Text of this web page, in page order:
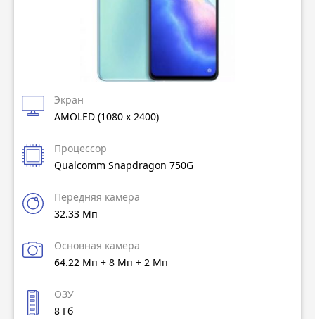
Экран
AMOLED (1080 x 2400)
Процессор
Qualcomm Snapdragon 750G
Передняя камера
32.33 Мп
Основная камера
64.22 Мп + 8 Мп + 2 Мп
ОЗУ
8 Гб